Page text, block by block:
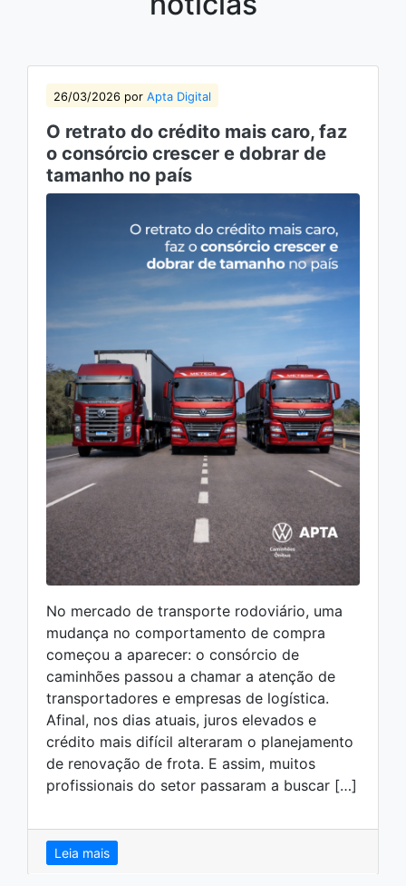
26/03/2026 por Apta Digital
O retrato do crédito mais caro, faz
o consórcio crescer e dobrar de
tamanho no país
No mercado de transporte rodoviário, uma
mudança no comportamento de compra
começou a aparecer: o consórcio de
caminhões passou a chamar a atenção de
transportadores e empresas de logística.
Afinal, nos dias atuais, juros elevados e
crédito mais difícil alteraram o planejamento
de renovação de frota. E assim, muitos
profissionais do setor passaram a buscar […]
Leia mais